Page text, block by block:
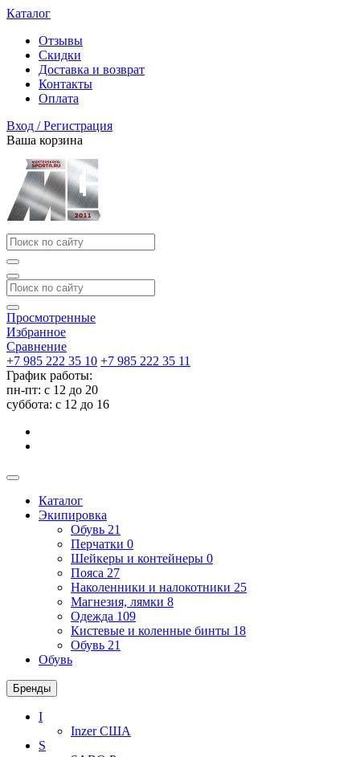
Каталог
Отзывы
Скидки
Доставка и возврат
Контакты
Оплата
Вход / Регистрация
Ваша корзина
Просмотренные
Избранное
Сравнение
+7 985 222 35 10 +7 985 222 35 11
График работы:
пн-пт: с 12 до 20
суббота: c 12 до 16
Каталог
Экипировка
Обувь 21
Перчатки 0
Шейкеры и контейнеры 0
Пояса 27
Наколенники и налокотники 25
Магнезия, лямки 8
Одежда 109
Кистевые и коленные бинты 18
Обувь 21
Обувь
Бренды
I
InzerСША
S